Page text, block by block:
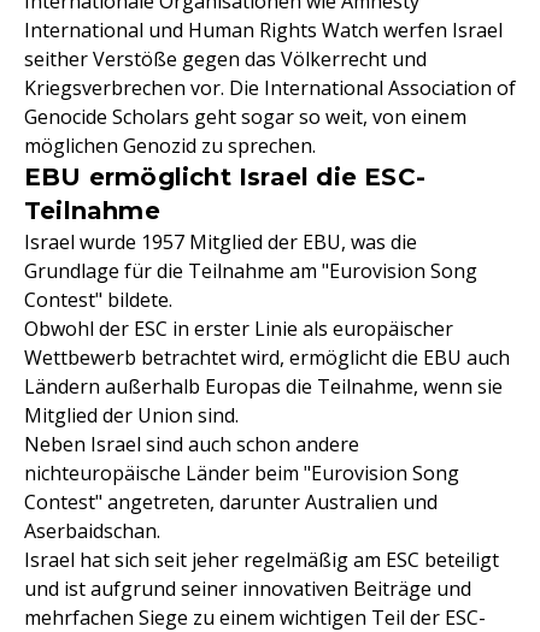
International und Human Rights Watch werfen Israel
seither Verstöße gegen das Völkerrecht und
Kriegsverbrechen vor. Die International Association of
Genocide Scholars geht sogar so weit, von einem
möglichen Genozid zu sprechen.
EBU ermöglicht Israel die ESC-
Teilnahme
Israel wurde 1957 Mitglied der EBU, was die
Grundlage für die Teilnahme am "Eurovision Song
Contest" bildete.
Obwohl der ESC in erster Linie als europäischer
Wettbewerb betrachtet wird, ermöglicht die EBU auch
Ländern außerhalb Europas die Teilnahme, wenn sie
Mitglied der Union sind.
Neben Israel sind auch schon andere
nichteuropäische Länder beim "Eurovision Song
Contest" angetreten, darunter Australien und
Aserbaidschan.
Israel hat sich seit jeher regelmäßig am ESC beteiligt
und ist aufgrund seiner innovativen Beiträge und
mehrfachen Siege zu einem wichtigen Teil der ESC-